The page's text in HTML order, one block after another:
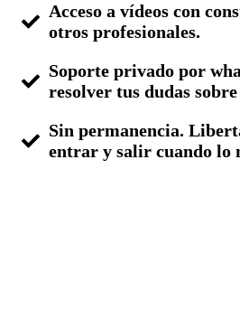
Acceso a vídeos con
otros profesionales.
Soporte privado por
resolver tus dudas
Sin permanencia.
entrar y salir cuando lo